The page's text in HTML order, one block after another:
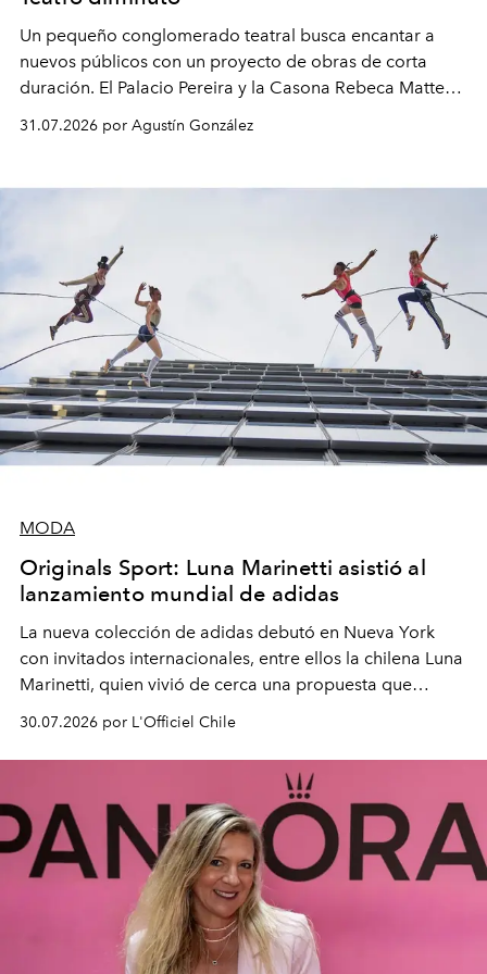
Un pequeño conglomerado teatral busca encantar a
nuevos públicos con un proyecto de obras de corta
duración. El Palacio Pereira y la Casona Rebeca Matte
son algunos de los lugares que han albergado estas
miniobras. Sus puestas en escena son limpias; ponen el
31.07.2026 por Agustín González
MODA
Originals Sport: Luna Marinetti asistió al
lanzamiento mundial de adidas
La nueva colección de adidas debutó en Nueva York
con invitados internacionales, entre ellos la chilena Luna
Marinetti, quien vivió de cerca una propuesta que
fusiona moda y rendimiento.
30.07.2026 por L'Officiel Chile